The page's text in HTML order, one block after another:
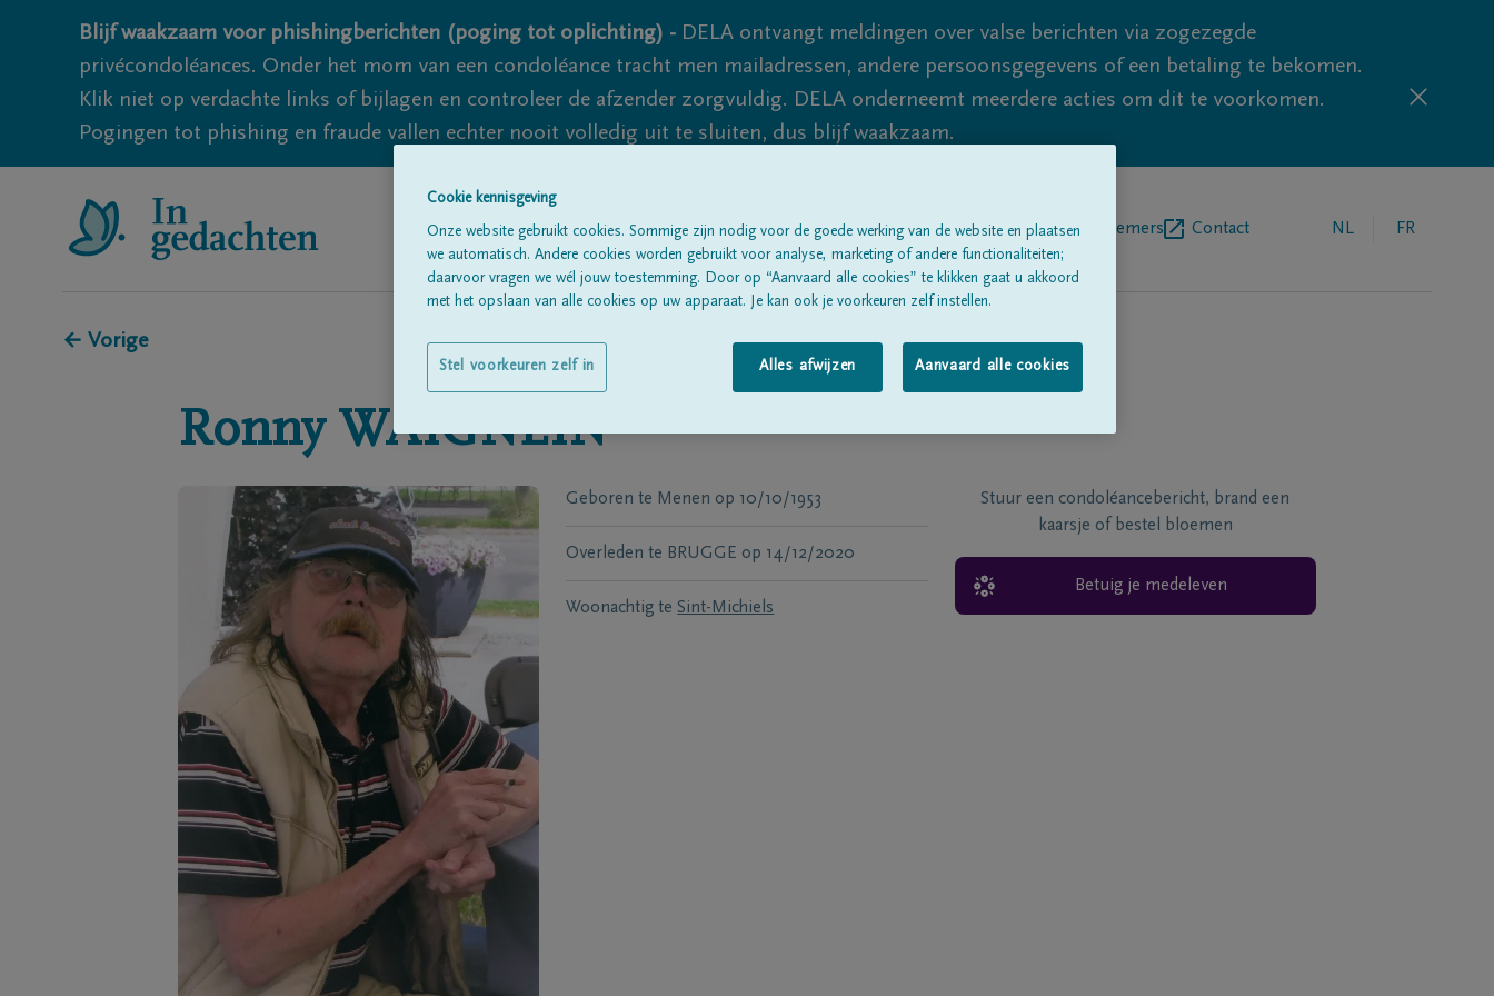
Blijf waakzaam voor phishingberichten (poging tot oplichting) - DELA ontvangt meldingen over valse berichten via zogezegde
privécondoléances. Onder het mom van een condoléance tracht men mailadressen, andere persoonsgegevens of een betaling te bekomen.
Klik niet op verdachte links of bijlagen en controleer de afzender zorgvuldig. DELA onderneemt meerdere acties om dit te voorkomen.
Pogingen tot phishing en fraude vallen echter nooit volledig uit te sluiten, dus blijf waakzaam.
Alle rouwberichtenOver onsBegrafenisondernemers Contact NL FR
← Vorige
Ronny WAIGNEIN
Geboren te Menen op 10/10/1953
Overleden te BRUGGE op 14/12/2020
Woonachtig te Sint-Michiels
Stuur een condoléancebericht, brand een
kaarsje of bestel bloemen
Betuig je medeleven
Cookie kennisgeving
Onze website gebruikt cookies. Sommige zijn nodig voor de goede werking van de website en plaatsen
we automatisch. Andere cookies worden gebruikt voor analyse, marketing of andere functionaliteiten;
daarvoor vragen we wél jouw toestemming. Door op “Aanvaard alle cookies” te klikken gaat u akkoord
met het opslaan van alle cookies op uw apparaat. Je kan ook je voorkeuren zelf instellen.
Alles afwijzen Aanvaard alle cookies
Stel voorkeuren zelf in